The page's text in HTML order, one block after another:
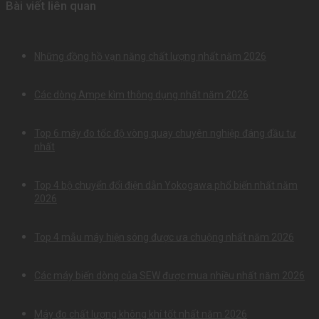
Bài viết liên quan
Những đồng hồ vạn năng chất lượng nhất năm 2026
Các dòng Ampe kìm thông dụng nhất năm 2026
Top 6 máy đo tốc độ vòng quay chuyên nghiệp đáng đầu tư
Top 4 bộ chuyển đổi điện dẫn Yokogawa phổ biến nhất năm
2026
Top 4 mẫu máy hiện sóng được ưa chuộng nhất năm 2026
Các máy biến dòng của SEW được mua nhiều nhất năm 2026
Máy đo chất lượng không khí tốt nhất năm 2026